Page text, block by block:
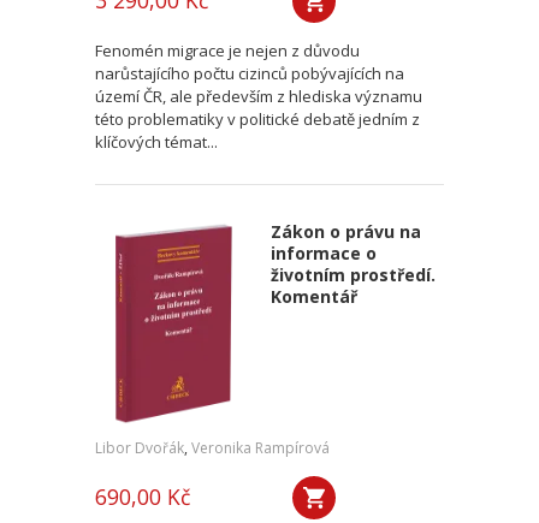
Fenomén migrace je nejen z důvodu
narůstajícího počtu cizinců pobývajících na
území ČR, ale především z hlediska významu
této problematiky v politické debatě jedním z
klíčových témat...
Zákon o právu na
informace o
životním prostředí.
Komentář
Libor Dvořák, Veronika Rampírová
690,00 Kč